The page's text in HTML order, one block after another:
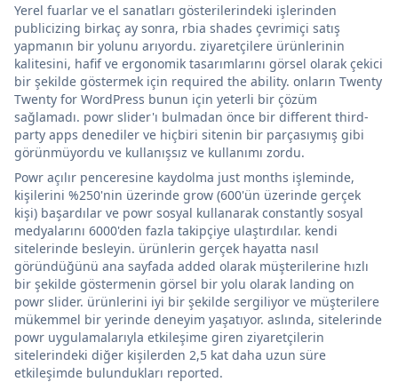
Yerel fuarlar ve el sanatları gösterilerindeki işlerinden
publicizing birkaç ay sonra, rbia shades çevrimiçi satış
yapmanın bir yolunu arıyordu. ziyaretçilere ürünlerinin
kalitesini, hafif ve ergonomik tasarımlarını görsel olarak çekici
bir şekilde göstermek için required the ability. onların Twenty
Twenty for WordPress bunun için yeterli bir çözüm
sağlamadı. powr slider'ı bulmadan önce bir different third-
party apps denediler ve hiçbiri sitenin bir parçasıymış gibi
görünmüyordu ve kullanışsız ve kullanımı zordu.
Powr açılır penceresine kaydolma just months işleminde,
kişilerini %250'nin üzerinde grow (600'ün üzerinde gerçek
kişi) başardılar ve powr sosyal kullanarak constantly sosyal
medyalarını 6000'den fazla takipçiye ulaştırdılar. kendi
sitelerinde besleyin. ürünlerin gerçek hayatta nasıl
göründüğünü ana sayfada added olarak müşterilerine hızlı
bir şekilde göstermenin görsel bir yolu olarak landing on
powr slider. ürünlerini iyi bir şekilde sergiliyor ve müşterilere
mükemmel bir yerinde deneyim yaşatıyor. aslında, sitelerinde
powr uygulamalarıyla etkileşime giren ziyaretçilerin
sitelerindeki diğer kişilerden 2,5 kat daha uzun süre
etkileşimde bulundukları reported.